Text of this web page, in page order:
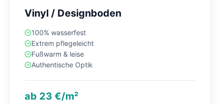
Vinyl / Designboden
100% wasserfest
Extrem pflegeleicht
Fußwarm & leise
Authentische Optik
ab 23 €/m²